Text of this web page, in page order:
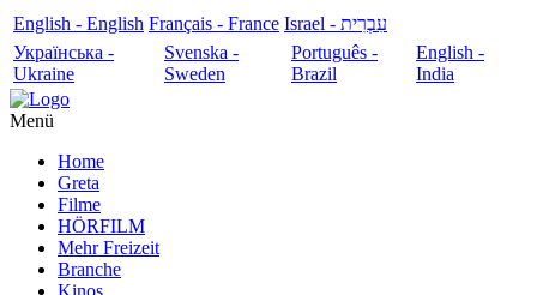
English - English Français - France
עִבְרִית - Israel
Українська -
Ukraine
Svenska -
Sweden
Português -
Brazil
English -
India
Menü
Home
Greta
Filme
HÖRFILM
Mehr Freizeit
Branche
Kinos